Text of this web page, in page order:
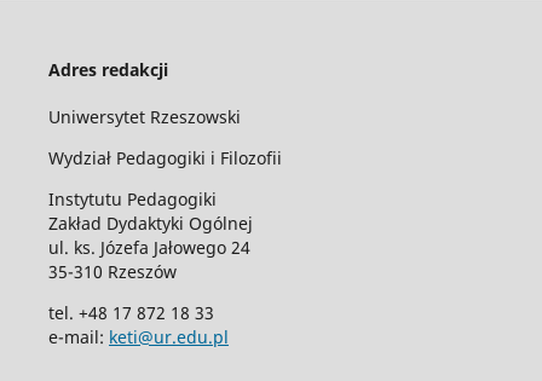
Adres redakcji
Uniwersytet Rzeszowski
Wydział Pedagogiki i Filozofii
Instytutu Pedagogiki
Zakład Dydaktyki Ogólnej
ul. ks. Józefa Jałowego 24
35-310 Rzeszów
tel. +48 17 872 18 33
e-mail: keti@ur.edu.pl